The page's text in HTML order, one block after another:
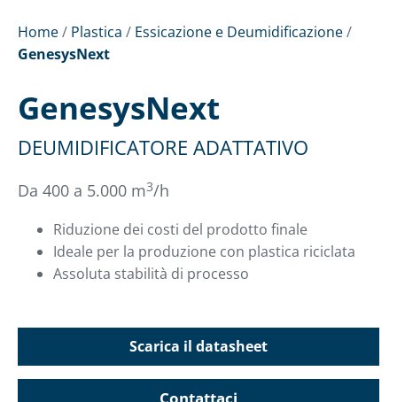
Home/ Plastica / Essicazione e Deumidificazione/
GenesysNext
GenesysNext
DEUMIDIFICATORE ADATTATIVO
Da 400 a 5.000 m3/h
Riduzione dei costi del prodotto finale
Ideale per la produzione con plastica riciclata
Assoluta stabilità di processo
Scarica il datasheet